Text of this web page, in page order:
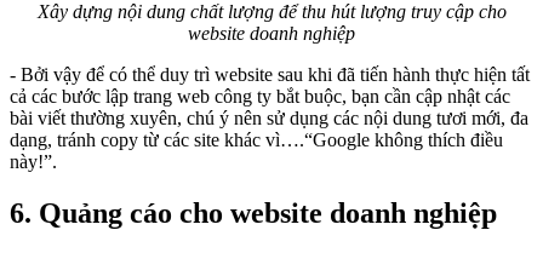
Xây dựng nội dung chất lượng để thu hút lượng truy cập cho
website doanh nghiệp
- Bởi vậy để có thể duy trì website sau khi đã tiến hành thực hiện tất
cả các bước lập trang web công ty bắt buộc, bạn cần cập nhật các
bài viết thường xuyên, chú ý nên sử dụng các nội dung tươi mới, đa
dạng, tránh copy từ các site khác vì….“Google không thích điều
này!”.
6. Quảng cáo cho website doanh nghiệp